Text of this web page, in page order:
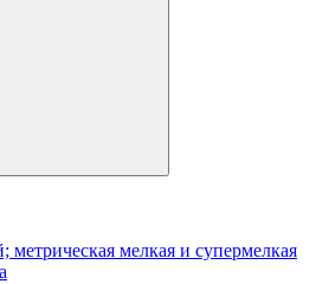
метрическая мелкая и супермелкая